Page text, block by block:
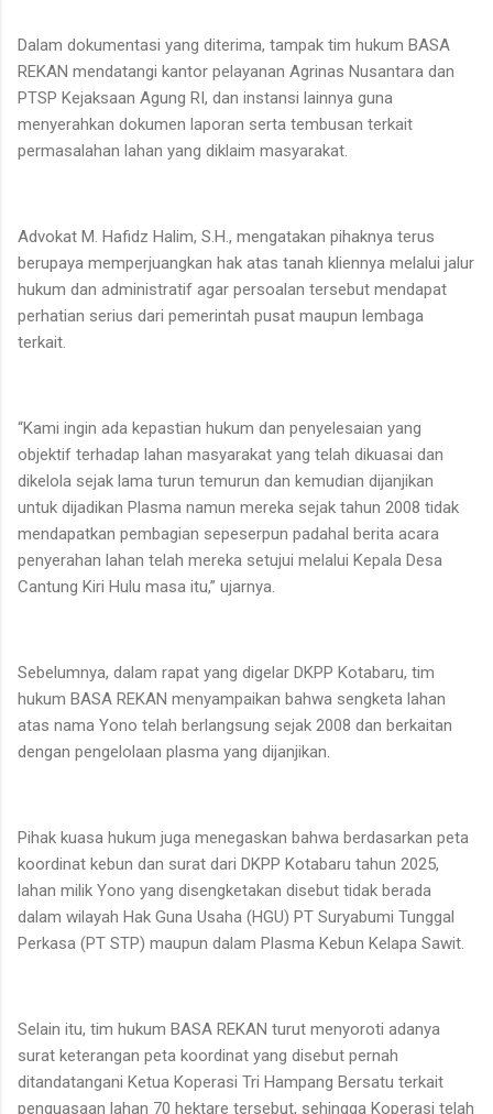
Dalam dokumentasi yang diterima, tampak tim hukum BASA
REKAN mendatangi kantor pelayanan Agrinas Nusantara dan
PTSP Kejaksaan Agung RI, dan instansi lainnya guna
menyerahkan dokumen laporan serta tembusan terkait
permasalahan lahan yang diklaim masyarakat.
Advokat M. Hafidz Halim, S.H., mengatakan pihaknya terus
berupaya memperjuangkan hak atas tanah kliennya melalui jalur
hukum dan administratif agar persoalan tersebut mendapat
perhatian serius dari pemerintah pusat maupun lembaga
terkait.
“Kami ingin ada kepastian hukum dan penyelesaian yang
objektif terhadap lahan masyarakat yang telah dikuasai dan
dikelola sejak lama turun temurun dan kemudian dijanjikan
untuk dijadikan Plasma namun mereka sejak tahun 2008 tidak
mendapatkan pembagian sepeserpun padahal berita acara
penyerahan lahan telah mereka setujui melalui Kepala Desa
Cantung Kiri Hulu masa itu,” ujarnya.
Sebelumnya, dalam rapat yang digelar DKPP Kotabaru, tim
hukum BASA REKAN menyampaikan bahwa sengketa lahan
atas nama Yono telah berlangsung sejak 2008 dan berkaitan
dengan pengelolaan plasma yang dijanjikan.
Pihak kuasa hukum juga menegaskan bahwa berdasarkan peta
koordinat kebun dan surat dari DKPP Kotabaru tahun 2025,
lahan milik Yono yang disengketakan disebut tidak berada
dalam wilayah Hak Guna Usaha (HGU) PT Suryabumi Tunggal
Perkasa (PT STP) maupun dalam Plasma Kebun Kelapa Sawit.
Selain itu, tim hukum BASA REKAN turut menyoroti adanya
surat keterangan peta koordinat yang disebut pernah
ditandatangani Ketua Koperasi Tri Hampang Bersatu terkait
penguasaan lahan 70 hektare tersebut, sehingga Koperasi telah